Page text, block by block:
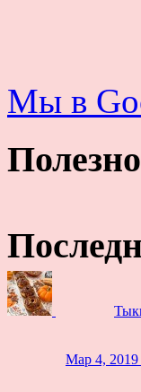
Мы в
Мар 4, 2019